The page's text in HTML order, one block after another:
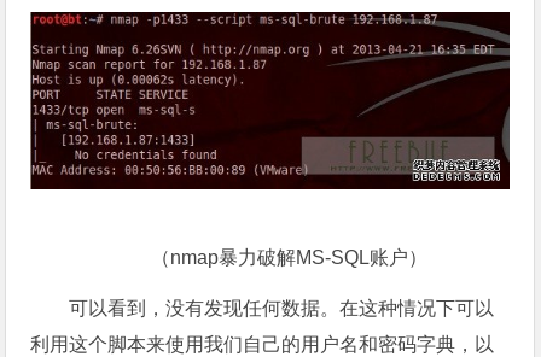
（nmap暴力破解MS-SQL账户）
可以看到，没有发现任何数据。在这种情况下可以
利用这个脚本来使用我们自己的用户名和密码字典，以